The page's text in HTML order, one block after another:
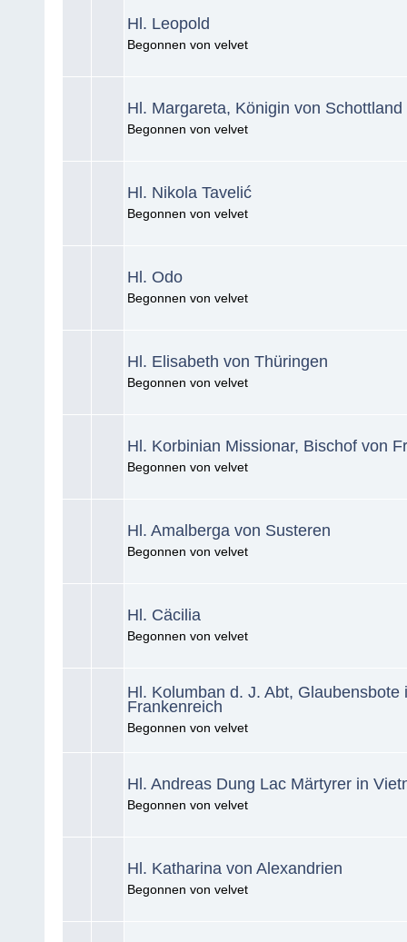
Hl. Leopold
Begonnen von velvet
Hl. Margareta, Königin von Schottland
Begonnen von velvet
Hl. Nikola Tavelić
Begonnen von velvet
Hl. Odo
Begonnen von velvet
Hl. Elisabeth von Thüringen
Begonnen von velvet
Hl. Korbinian Missionar, Bischof von
Begonnen von velvet
Hl. Amalberga von Susteren
Begonnen von velvet
Hl. Cäcilia
Begonnen von velvet
Hl. Kolumban d. J. Abt, Glaubensbote
Frankenreich
Begonnen von velvet
Hl. Andreas Dung Lac Märtyrer in
Begonnen von velvet
Hl. Katharina von Alexandrien
Begonnen von velvet